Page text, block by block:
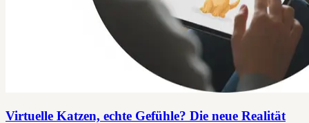
Virtuelle Katzen, echte Gefühle? Die neue Realität